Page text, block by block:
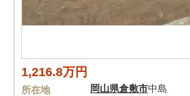
1,216.8万円
所在地 岡山県倉敷市中島